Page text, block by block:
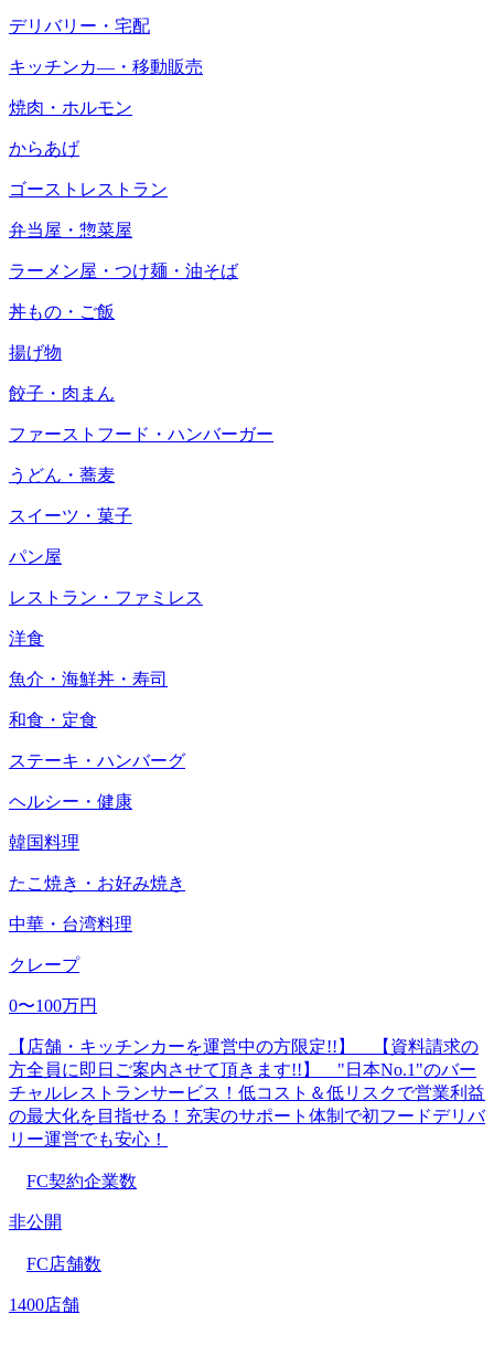
デリバリー・宅配
キッチンカ―・移動販売
焼肉・ホルモン
からあげ
ゴーストレストラン
弁当屋・惣菜屋
ラーメン屋・つけ麺・油そば
丼もの・ご飯
揚げ物
餃子・肉まん
ファーストフード・ハンバーガー
うどん・蕎麦
スイーツ・菓子
パン屋
レストラン・ファミレス
洋食
魚介・海鮮丼・寿司
和食・定食
ステーキ・ハンバーグ
ヘルシー・健康
韓国料理
たこ焼き・お好み焼き
中華・台湾料理
クレープ
0〜100万円
【店舗・キッチンカーを運営中の方限定!!】 【資料請求の
方全員に即日ご案内させて頂きます!!】 "日本No.1"のバー
チャルレストランサービス！低コスト＆低リスクで営業利益
の最大化を目指せる！充実のサポート体制で初フードデリバ
リー運営でも安心！
FC契約企業数
非公開
FC店舗数
1400店舗